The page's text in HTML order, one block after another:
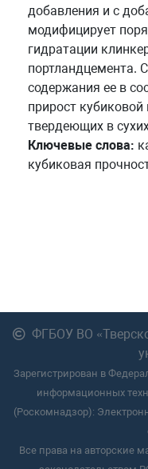
добавления и с
модифицирует
гидратации
портландцемента.
содержания ее в
прирост
твердеющих в
Ключевые слова:
кубиковая
ФГБОУ ВО
Зарегистрирован в
информационных
(Роскомнадзор):
Все права на авторские